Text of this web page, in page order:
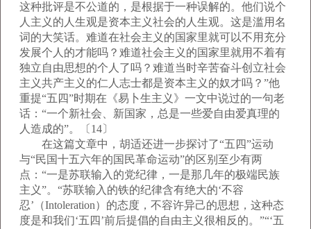
这种批评是不公道的，是根据于一种误解的。他们说个
人主义的人生观是资本主义社会的人生观。这是滥用名
词的大笑话。难道在社会主义的国家里就可以不用充分
发展个人的才能吗？难道社会主义的国家里就用不着有
独立自由思想的个人了吗？难道当时辛苦奋斗创立社会
主义共产主义的仁人志士都是资本主义的奴才吗？”他
重提“五四”时期在《易卜生主义》一文中说过的一句老
话：“一个新社会、新国家，总是一些爱自由爱真理的
人造成的”。〔14〕
在这篇文章中，胡适还进一步探讨了“五四”运动
与“民国十五六年的国民革命运动”的区别至少有两
点：“一是苏联输入的党纪律，一是那几年的极端民族
主义”。“苏联输入的铁的纪律含有绝大的‘不容
忍’（Intoleration）的态度，不容许异己的思想，这种态
度是和我们‘五四’前后提倡的自由主义很相反的。”“‘五